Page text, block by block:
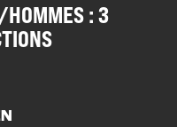
: 3